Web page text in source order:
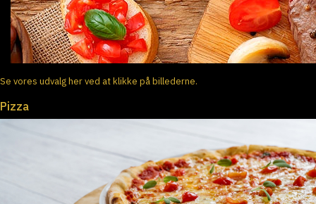
Se vores udvalg her ved at klikke på billederne.
Pizza